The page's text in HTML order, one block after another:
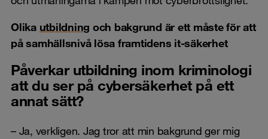
Olika utbildning och bakgrund är ett måste för att
på samhällsnivå lösa framtidens it-säkerhet
Påverkar utbildning inom kriminologi
att du ser på cybersäkerhet på ett
annat sätt?
– Ja, verkligen. Jag tror att min bakgrund ger mig